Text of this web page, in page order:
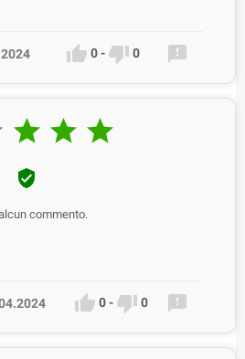
 0-  0 
  

commento.
 0-  0 